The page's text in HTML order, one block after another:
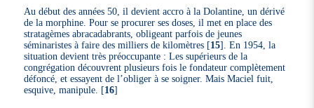
Au début des années 50, il devient accro à la Dolantine, un dérivé
de la morphine. Pour se procurer ses doses, il met en place des
stratagèmes abracadabrants, obligeant parfois de jeunes
séminaristes à faire des milliers de kilomètres [15] . En 1954, la
situation devient très préoccupante : Les supérieurs de la
congrégation découvrent plusieurs fois le fondateur complètement
défoncé, et essayent de l’obliger à se soigner. Mais Maciel fuit,
esquive, manipule. [16]